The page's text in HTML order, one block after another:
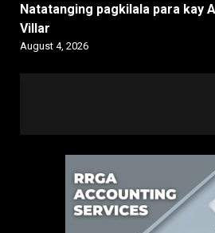
Natatanging pagkilala para kay
Villar
August 4, 2026